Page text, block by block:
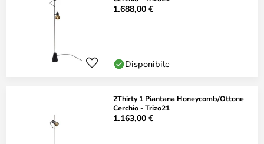
1.688,00 €
Disponibile
2Thirty 1 Piantana Honeycomb/Ottone
Cerchio - Trizo21
1.163,00 €